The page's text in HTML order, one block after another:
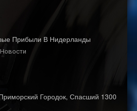
Прибыли В Нидерланды
Новости
Городок, Спасший 1300